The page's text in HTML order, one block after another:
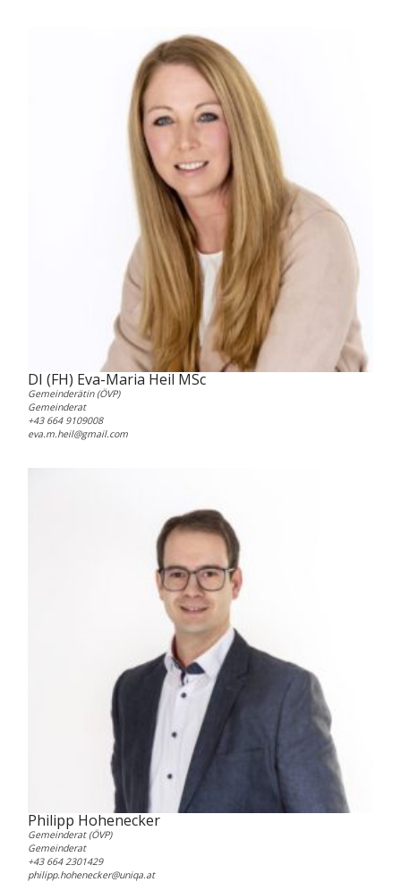
DI (FH) Eva-Maria Heil MSc
Gemeinderätin (ÖVP)
Gemeinderat
+43 664 9109008
eva.m.heil@gmail.com
Philipp Hohenecker
Gemeinderat (ÖVP)
Gemeinderat
+43 664 2301429
philipp.hohenecker@uniqa.at